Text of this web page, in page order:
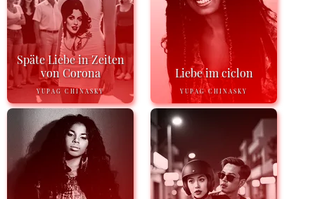
Späte Liebe in Zeiten
von Corona
YUPAG CHINASKY
Liebe im ciclon
YUPAG CHINASKY